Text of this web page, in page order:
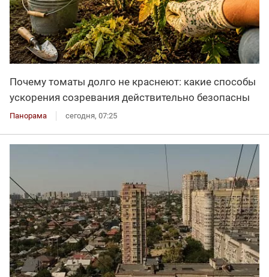
Почему томаты долго не краснеют: какие способы
ускорения созревания действительно безопасны
Панорама сегодня, 07:25